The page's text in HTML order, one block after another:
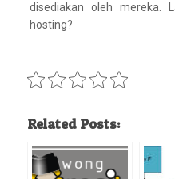
disediakan oleh mereka.
hosting?
Related Posts: